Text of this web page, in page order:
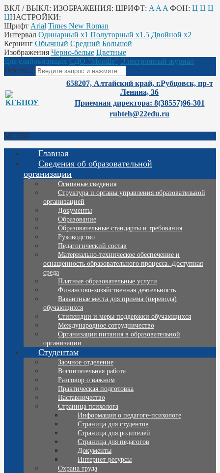
ВКЛ / ВЫКЛ: ИЗОБРАЖЕНИЯ: ШРИФТ: A A A ФОН: Ц Ц Ц
ЦНАСТРОЙКИ:
Шрифт Arial Times New Roman
Интервал Одинарный х1 Полуторный х1.5 Двойной х2
Кернинг Обычный Средний Большой
Изображения Черно-белые Цветные
Для слабовидящих СДО "Moodle" Электронный журнал
Искать...
658207, Алтайский край, г.Рубцовск, пр-т
Ленина, 36
Приемная директора: 8(38557)96-301
rubteh@22edu.ru
МЕНЮ
Главная
Сведения об образовательной
организации
Основные сведения
Структура и органы управления образовательной
организацией
Документы
Образование
Образовательные стандарты и требования
Руководство
Педагогический состав
Материально-техническое обеспечение и
оснащенность образовательного процесса. Доступная
среда
Платные образовательные услуги
Финансово-хозяйственная деятельность
Вакантные места для приема (перевода)
обучающихся
Стипендии и меры поддержки обучающихся
Международное сотрудничество
Организация питания в образовательной
организации
Студентам
Заочное отделение
Воспитательная работа
Разговор о важном
Практическая подготовка
Наставничество
Страница психолога
Информация о педагоге-психологе
Страница для студентов
Страница для родителей
Страница для педагогов
Документы
Интернет-ресурсы
Охрана труда